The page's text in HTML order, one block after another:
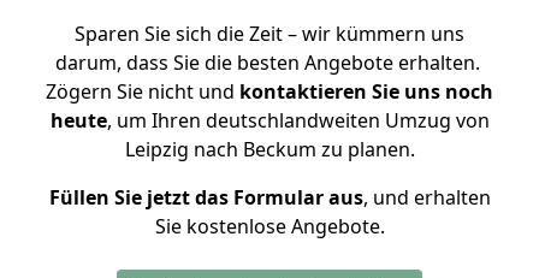
Sparen Sie sich die Zeit – wir kümmern uns
darum, dass Sie die besten Angebote erhalten.
Zögern Sie nicht und kontaktieren Sie uns noch
heute, um Ihren deutschlandweiten Umzug von
Leipzig nach Beckum zu planen.
Füllen Sie jetzt das Formular aus, und erhalten
Sie kostenlose Angebote.